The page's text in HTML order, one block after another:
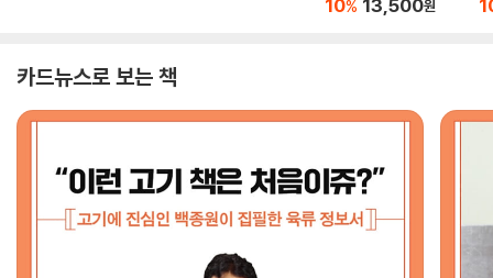
10% 13,500원
카드뉴스로 보는 책